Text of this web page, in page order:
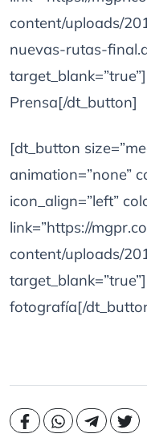
content/uploads/
nuevas-rutas-
Prensa[/dt_button]
[dt_button
animation=”none”
icon_align=”left”
link=”https://
content/uploads/
fotografía[/